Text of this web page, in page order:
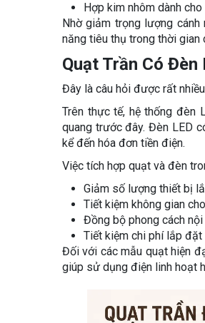
Hợp kim nhôm dành
Nhờ giảm trọng lượng
năng tiêu thụ trong thời gian
Quạt Trần Có Đèn
Đây là câu hỏi được rất
Trên thực tế, hệ thống
quang trước đây. Đèn LED
kể đến hóa đơn tiền điện.
Việc tích hợp quạt và đèn
Giảm số lượng thiết bị
Tiết kiệm không gian
Đồng bộ phong cách nội
Tiết kiệm chi phí lắp đặt
Đối với các mẫu quạt hiện
giúp sử dụng điện linh hoạt